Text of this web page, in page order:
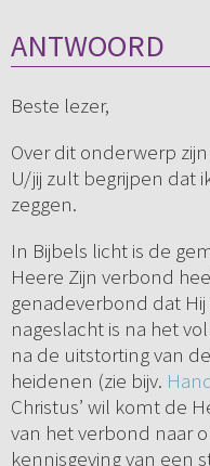
ANTWOORD
Beste lezer,
Over dit onderwerp
U/jij zult begrijpen dat
zeggen.
In Bijbels licht is de
Heere Zijn verbond
genadeverbond dat
nageslacht is na het
na de uitstorting van
heidenen (zie bijv.
Christus’ wil komt de
van het verbond naar
kennisgeving van een